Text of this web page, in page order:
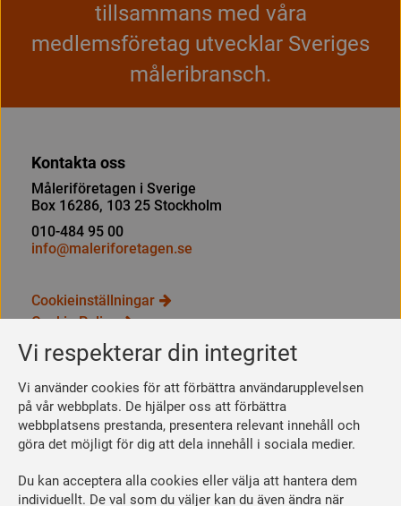
Vi respekterar din integritet
Vi använder cookies för att förbättra användarupplevelsen
på vår webbplats. De hjälper oss att förbättra
webbplatsens prestanda, presentera relevant innehåll och
göra det möjligt för dig att dela innehåll i sociala medier.
Du kan acceptera alla cookies eller välja att hantera dem
individuellt. De val som du väljer kan du även ändra när
tillsammans med våra
medlemsföretag utvecklar Sveriges
måleribransch.
Kontakta oss
Måleriföretagen i Sverige
Box 16286, 103 25 Stockholm
010-484 95 00
info@maleriforetagen.se
Cookieinställningar
Cookie Policy
Integritetspolicy
Bli medlem
Så här blir du medlem
Se dina förmåner
Räkna ut din medlemsavgift
Följ oss